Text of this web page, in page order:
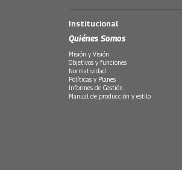
Institucional
Quiénes Somos
Misión y Visión
Objetivos y funciones
Normatividad
Políticas y Planes
Informes de Gestión
Manual de producción y estilo